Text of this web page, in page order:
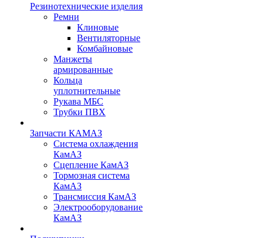
Резинотехнические изделия
Ремни
Клиновые
Вентиляторные
Комбайновые
Манжеты
армированные
Кольца
уплотнительные
Рукава МБС
Трубки ПВХ
Запчасти КАМАЗ
Система охлаждения
КамАЗ
Сцепление КамАЗ
Тормозная система
КамАЗ
Трансмиссия КамАЗ
Электрооборудование
КамАЗ